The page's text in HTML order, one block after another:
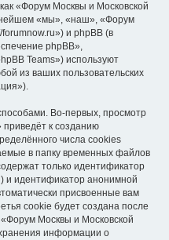
«Форум Москвы и Московской
«мы», «наш», «Форум
и phpBB (в
phpBB»,
Teams») используют
из ваших пользовательских
Во-первых, просмотр
к созданию
числа cookies
в папку временных файлов
только идентификатор
и идентификатор анонимной
присвоенные вам
cookie будет создана после
Москвы и Московской
информации о